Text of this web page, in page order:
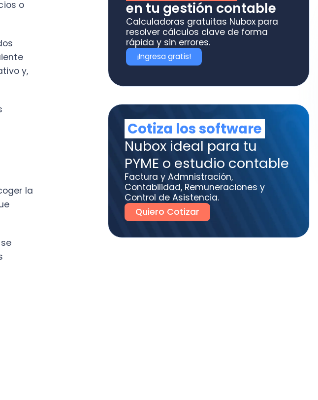
Cotiza los software
Nubox ideal para tu
PYME o estudio contable
Factura y Admnistración,
Control de Asistencia.
Quiero Cotizar